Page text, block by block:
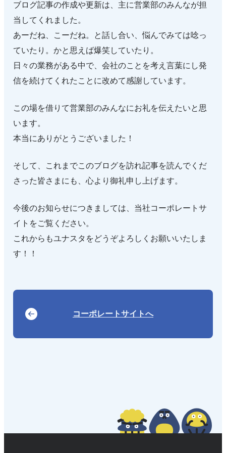
ブログ記事の作成や更新は、主に営業部のみんなが担
当してくれました。
あーだね、こーだね。と話し合い、悩んでみては唸っ
ていたり。かと思えば爆笑していたり。
日々の業務がある中で、会社のことを考え言葉にし発
信を続けてくれたことに改めて感謝しています。
この場を借りて営業部のみんなにお礼を伝えたいと思
います。
本当にありがとうございました！
そして、これまでこのブログを訪れ記事を読んでくだ
さった皆さまにも、心より御礼申し上げます。
今後のお知らせにつきましては、当社コーポレートサ
イトをご覧ください。
これからもユナスタをどうぞよろしくお願いいたしま
す！！
コーポレートサイトへ